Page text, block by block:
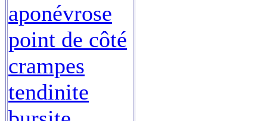
aponévrose
point de côté
crampes
tendinite